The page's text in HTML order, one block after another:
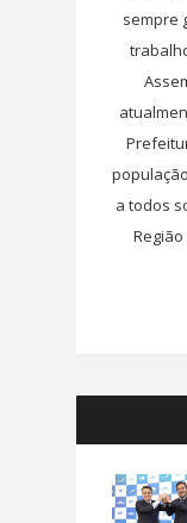
sempre
a todos